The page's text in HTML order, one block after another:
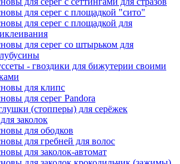
для серег с площадкой "сито"
для серег с площадкой для
для серег со штырьком для
- гвоздики для бижутерии своими
для клипс
для серег Pandora
(стопперы) для серёжек
заколок
для ободков
для гребней для волос
для заколок-автомат